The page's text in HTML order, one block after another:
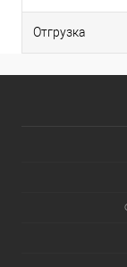
Отгрузка